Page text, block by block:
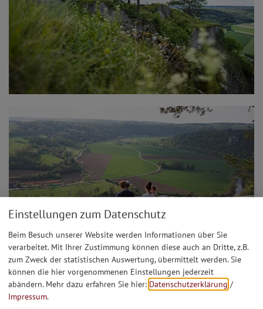
Einstellungen zum Datenschutz
Beim Besuch unserer Website werden Informationen über Sie
verarbeitet. Mit Ihrer Zustimmung können diese auch an Dritte, z.B.
zum Zweck der statistischen Auswertung, übermittelt werden. Sie
können die hier vorgenommenen Einstellungen jederzeit
abändern. Mehr dazu erfahren Sie hier: Datenschutzerklärung /
Impressum.